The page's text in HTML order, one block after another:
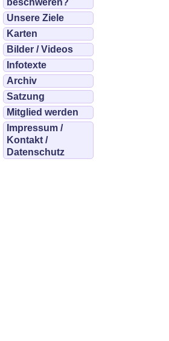
beschweren?
Unsere Ziele
Karten
Bilder / Videos
Infotexte
Archiv
Satzung
Mitglied werden
Impressum /
Kontakt /
Datenschutz